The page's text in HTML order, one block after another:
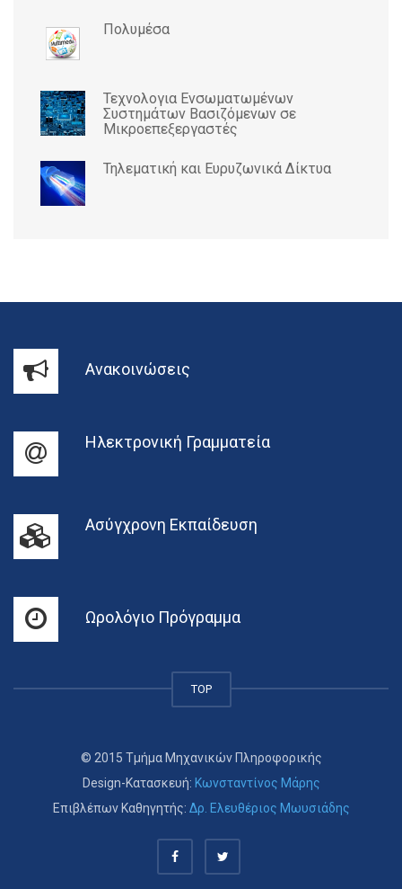
Πολυμέσα
Τεχνολογια Ενσωματωμένων
Συστημάτων Βασιζόμενων σε
Μικροεπεξεργαστές
Τηλεματική και Ευρυζωνικά Δίκτυα
Ανακοινώσεις
Ηλεκτρονική Γραμματεία
Ασύγχρονη Εκπαίδευση
Ωρολόγιο Πρόγραμμα
TOP
© 2015 Τμήμα Μηχανικών Πληροφορικής
Design-Κατασκευή: Κωνσταντίνος Μάρης
Επιβλέπων Καθηγητής: Δρ. Ελευθέριος Μωυσιάδης